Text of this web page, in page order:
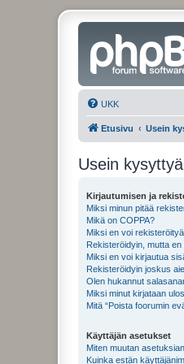
UKK
Etusivu Usein
Usein kysyttyä
Kirjautumisen ja
Miksi minun pitää
Mikä on COPPA?
Miksi en voi
Rekisteröidyin, mutta en
Miksi en voi kirjautua
Rekisteröidyin joskus
Olen hukannut
Miksi minut kirjataan
Mitä “Poista foorumin
Käyttäjän asetukset
Miten muutan
Kuinka estän